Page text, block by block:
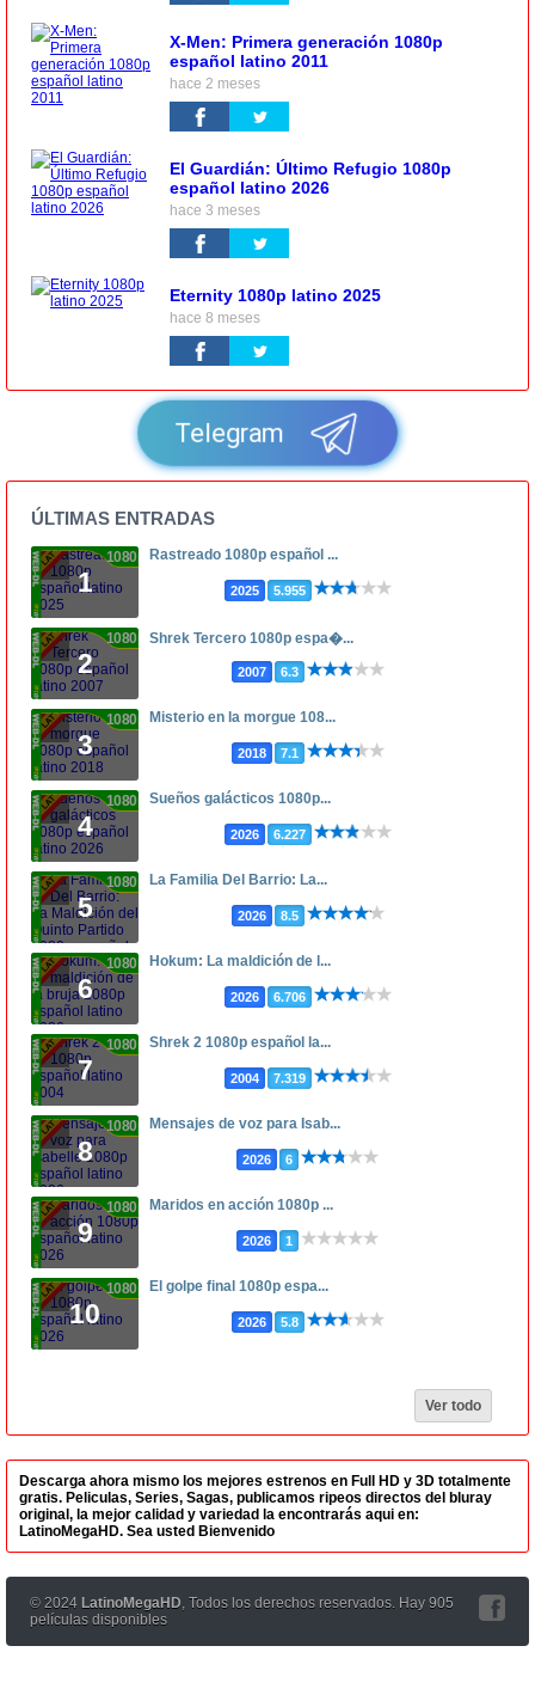
X-Men: Primera generación 1080p
español latino 2011
hace 2 meses
El Guardián: Último Refugio 1080p
español latino 2026
hace 3 meses
Eternity 1080p latino 2025
hace 8 meses
Telegram
ÚLTIMAS ENTRADAS
1
1080p Rastreado 1080p español ...
2025 5.955
2
1080p Shrek Tercero 1080p espa�...
2007 6.3
3
1080p Misterio en la morgue 108...
2018 7.1
4
1080p Sueños galácticos 1080p...
2026 6.227
5
1080p La Familia Del Barrio: La...
2026 8.5
6
1080p Hokum: La maldición de l...
2026 6.706
7
1080p Shrek 2 1080p español la...
2004 7.319
8
1080p Mensajes de voz para Isab...
2026 6
9
1080p Maridos en acción 1080p ...
2026 1
10
1080p El golpe final 1080p espa...
2026 5.8
Ver todo
Descarga ahora mismo los mejores estrenos en Full HD y 3D totalmente
gratis. Peliculas, Series, Sagas, publicamos ripeos directos del bluray
original, la mejor calidad y variedad la encontrarás aqui en:
LatinoMegaHD. Sea usted Bienvenido
© 2024 LatinoMegaHD, Todos los derechos reservados. Hay 905
películas disponibles